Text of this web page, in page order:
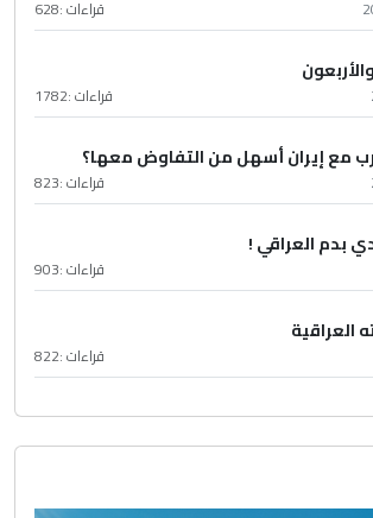
قراءات :628
قراءات :1782
مع إيران أسهل من التفاوض معها؟
قراءات :823
بدم العراقي !
قراءات :903
العراقية
قراءات :822